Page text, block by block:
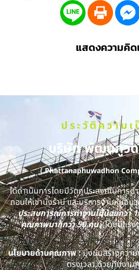
แสดงความคิด
ประวัติความ
บริษัท พัฒนภูว
( Phattanaphuwadhon
ได้ดำเนินการโดยมีวัตถุประสงค์ในการ
ถอนให้เช่านั่งร้าน และบริการงานหุ้มฉ
ประสบการณ์การทำงานไม่น้อยกว่า
คุณภาพมากกว่า 50 คน(โดยมีแรง
นโยบายด้านคุณภาพ :มุ่งมั่นสร้างควา
ตรงเวลา ด้วยทีมงา